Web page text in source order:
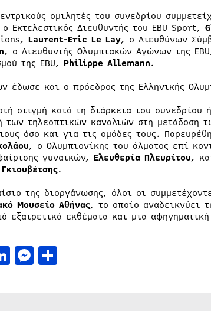
ομιλητές του συνεδρίου
Εκτελεστικός Διευθυντής του EBU Sport,
Laurent-Eric Le Lay, ο Διευθύνων
, ο Διευθυντής Ολυμπιακών Αγώνων της
της EBU, Philippe Allemann.
έδωσε και ο πρόεδρος της Ελληνικής
στιγμή κατά τη διάρκεια του
των τηλεοπτικών καναλιών στη μετάδοση
όσο και για τις ομάδες τους.
, ο Ολυμπιονίκης του άλματος επί
γυναικών, Ελευθερία Πλευρίτου,
.
της διοργάνωσης, όλοι οι
Μουσείο Αθήνας, το οποίο αναδεικνύει
εξαιρετικά εκθέματα και μια
LinkedIn
Messenger
Μοιραστείτε